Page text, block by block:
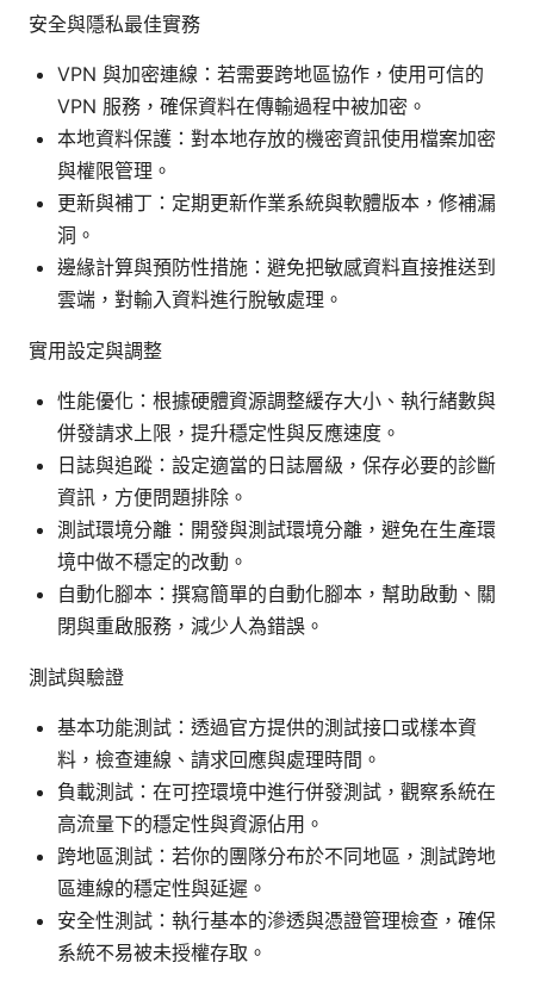
安全與隱私最佳實務
VPN 與加密連線：若需要跨地區協作，使用可信的
VPN 服務，確保資料在傳輸過程中被加密。
本地資料保護：對本地存放的機密資訊使用檔案加密
與權限管理。
更新與補丁：定期更新作業系統與軟體版本，修補漏
洞。
邊緣計算與預防性措施：避免把敏感資料直接推送到
雲端，對輸入資料進行脫敏處理。
實用設定與調整
性能優化：根據硬體資源調整緩存大小、執行緒數與
併發請求上限，提升穩定性與反應速度。
日誌與追蹤：設定適當的日誌層級，保存必要的診斷
資訊，方便問題排除。
測試環境分離：開發與測試環境分離，避免在生產環
境中做不穩定的改動。
自動化腳本：撰寫簡單的自動化腳本，幫助啟動、關
閉與重啟服務，減少人為錯誤。
測試與驗證
基本功能測試：透過官方提供的測試接口或樣本資
料，檢查連線、請求回應與處理時間。
負載測試：在可控環境中進行併發測試，觀察系統在
高流量下的穩定性與資源佔用。
跨地區測試：若你的團隊分布於不同地區，測試跨地
區連線的穩定性與延遲。
安全性測試：執行基本的滲透與憑證管理檢查，確保
系統不易被未授權存取。